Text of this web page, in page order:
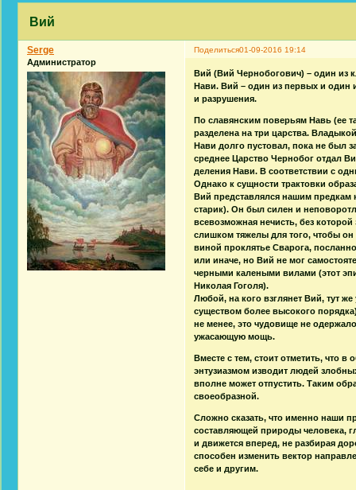
Вий
Поделиться01-09-2016 19:14
Serge
Администратор
Вий (Вий Чернобогович) – один из
Нави. Вий – один из первых и один
и разрушения.
По славянским поверьям Навь (ее
разделена на три царства.
Нави долго пустовал, пока не был
среднее Царство Чернобог отдал
деления Нави. В соответствии с
Однако к сущности трактовки
Вий представлялся нашим предкам
старик). Он был силен и
всевозможная нечисть, без
слишком тяжелы для того, чтобы
виной проклятье Сварога,
или иначе, но Вий не мог
черными калеными вилами (этот
Николая Гоголя).
Любой, на кого взглянет Вий, тут
существом более высокого
не менее, это чудовище не
ужасающую мощь.
Вместе с тем, стоит отметить, что
энтузиазмом изводит людей
вполне может отпустить. Таким
своеобразной.
Сложно сказать, что именно наши
составляющей природы человека,
и движется вперед, не разбирая
способен изменить вектор
себе и другим.